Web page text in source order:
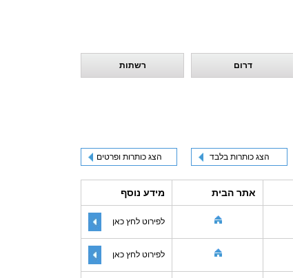
דרום רשתות
הצג כותרות בלבד הצג כותרות ופרטים
אתר הבית מידע נוסף
לפירוט לחץ כאן
לפירוט לחץ כאן